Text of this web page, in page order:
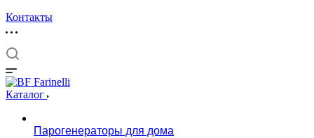
Контакты
Каталог
Парогенераторы для дома